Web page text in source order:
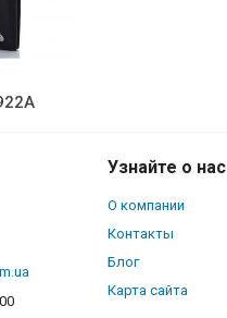
Узнайте о нас
О компании
Контакты
Блог
Карта сайта